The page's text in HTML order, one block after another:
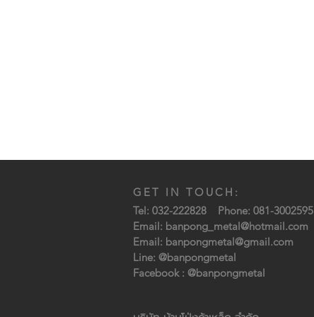
GET IN TOUCH:
Tel: 032-222828 Phone: 081-3002595
Email: banpong_metal@hotmail.com
Email: banpongmetal@gmail.com
Line: @banpongmetal
Facebook : @banpongmetal